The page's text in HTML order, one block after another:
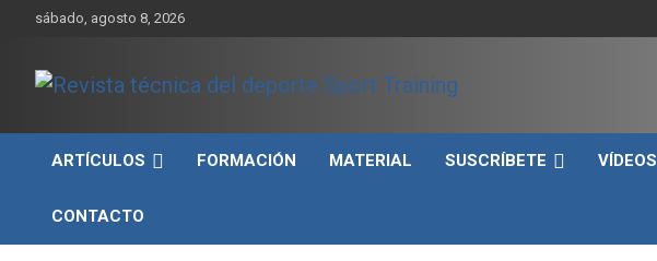
sábado, agosto 8, 2026
Revista técnica del
deporte Sport Training
rendimiento, nutrición y entrenamiento.
ARTÍCULOS
FORMACIÓN MATERIAL SUSCRÍBETE VÍDEOS
CONTACTO